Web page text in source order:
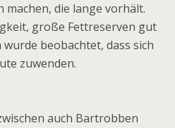
machen, die lange vorhält.
große Fettreserven gut
beobachtet, dass sich
zuwenden.
auch Bartrobben